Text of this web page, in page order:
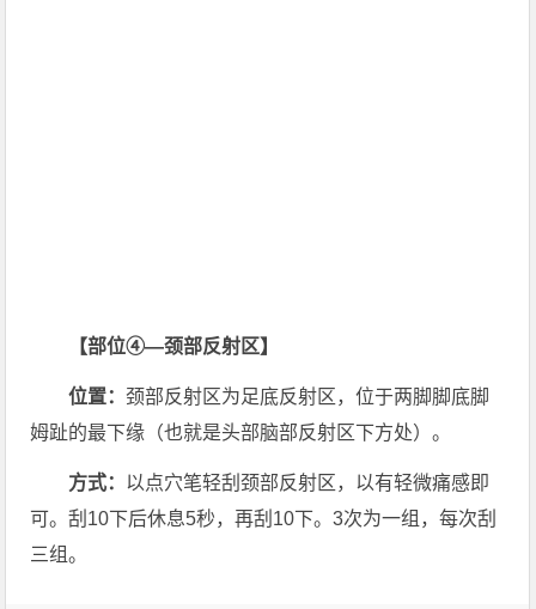
【部位④—颈部反射区】
位置：颈部反射区为足底反射区，位于两脚脚底脚
姆趾的最下缘（也就是头部脑部反射区下方处）。
方式： 以点穴笔轻刮颈部反射区，以有轻微痛感即
可。刮10下后休息5秒，再刮10下。3次为一组，每次刮
三组。